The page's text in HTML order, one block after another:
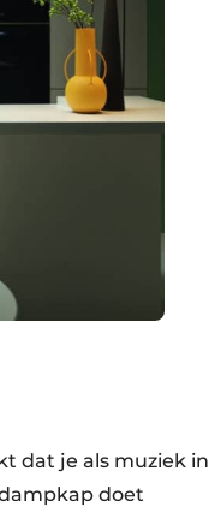
dat je als muziek in
doet